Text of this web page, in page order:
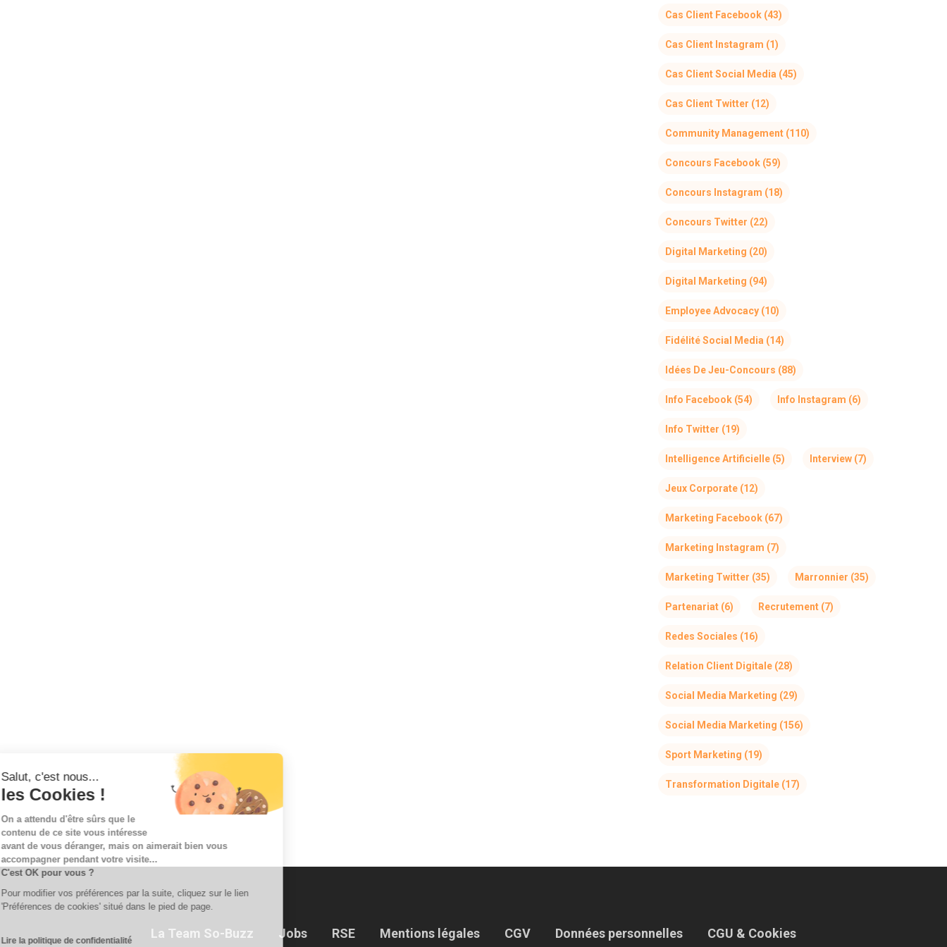
Salut, c'est nous...
les Cookies !
On a attendu d'être sûrs que le
contenu de ce site vous intéresse
avant de vous déranger, mais on aimerait bien vous
accompagner pendant votre visite...
C'est OK pour vous ?
Pour modifier vos préférences par la suite, cliquez sur le lien
'Préférences de cookies' situé dans le pied de page.
Lire la politique de confidentialité
Cas Client Facebook(43)
Cas Client Instagram (1)
Cas Client Social Media (45)
Cas Client Twitter (12)
Community Management(110)
Concours Facebook(59)
Concours Instagram (18)
Concours Twitter (22)
Digital Marketing (20)
Digital Marketing (94)
Employee Advocacy(10)
Fidélité Social Media (14)
Idées De Jeu-Concours (88)
Info Facebook(54) Info Instagram (6)
Info Twitter (19)
Intelligence Artificielle(5) Interview(7)
Jeux Corporate(12)
Marketing Facebook(67)
Marketing Instagram (7)
Marketing Twitter (35) Marronnier (35)
Partenariat(6) Recrutement(7)
Redes Sociales (16)
Relation Client Digitale(28)
Social Media Marketing (29)
Social Media Marketing (156)
Sport Marketing (19)
Transformation Digitale(17)
La Team So-Buzz Jobs RSE Mentions légales CGV Données personnelles CGU & Cookies